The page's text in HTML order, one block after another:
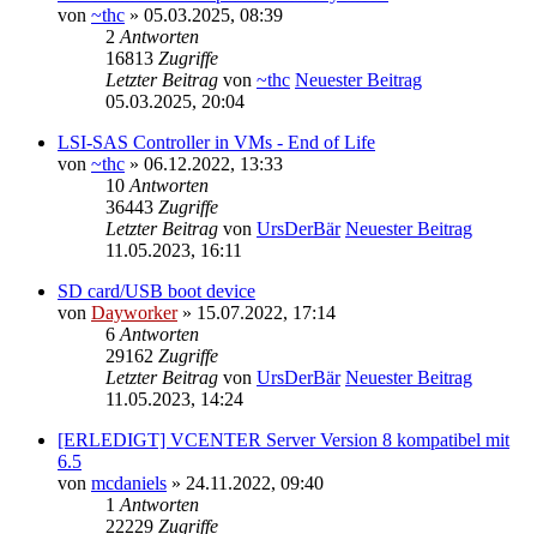
von ~thc » 05.03.2025, 08:39
2 Antworten
16813 Zugriffe
Letzter Beitrag von ~thc Neuester Beitrag
05.03.2025, 20:04
LSI-SAS Controller in VMs - End of Life
von ~thc » 06.12.2022, 13:33
10 Antworten
36443 Zugriffe
Letzter Beitrag von UrsDerBär Neuester Beitrag
11.05.2023, 16:11
SD card/USB boot device
von Dayworker» 15.07.2022, 17:14
6 Antworten
29162 Zugriffe
Letzter Beitrag von UrsDerBär Neuester Beitrag
11.05.2023, 14:24
[ERLEDIGT] VCENTER Server Version 8 kompatibel mit
6.5
von mcdaniels » 24.11.2022, 09:40
1 Antworten
22229 Zugriffe